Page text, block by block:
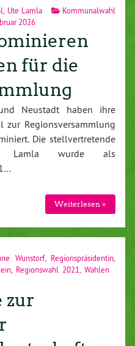
, Ute Lamla
Kommunalwahl
2026
für die
Neustadt haben ihre
zur Regionsversammlung
Die stellvertretende
Lamla wurde als
Weiterlesen »
Wunstorf, Regionspräsidentin
Regionswahl 2021
Wahlen
zur